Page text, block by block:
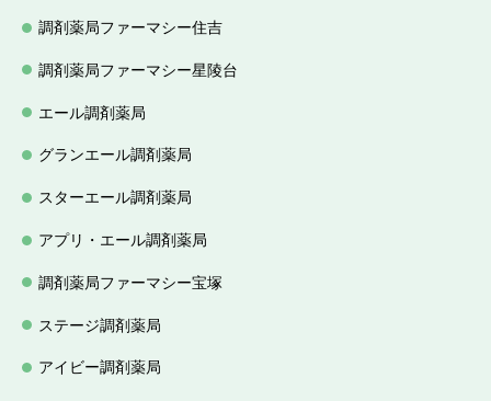
調剤薬局ファーマシー住吉
調剤薬局ファーマシー星陵台
エール調剤薬局
グランエール調剤薬局
スターエール調剤薬局
アプリ・エール調剤薬局
調剤薬局ファーマシー宝塚
ステージ調剤薬局
アイビー調剤薬局